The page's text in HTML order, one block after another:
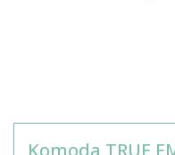
Komoda TRUE